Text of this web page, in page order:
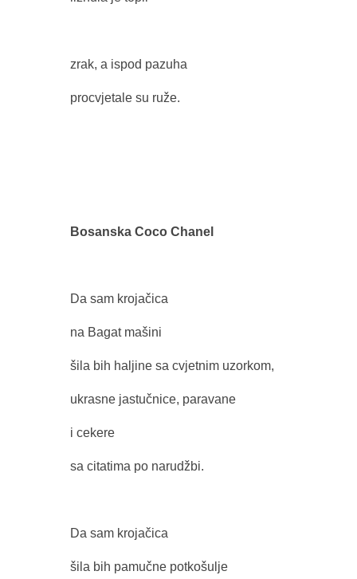
zrak, a ispod pazuha
procvjetale su ruže.
Bosanska Coco Chanel
Da sam krojačica
na Bagat mašini
šila bih haljine sa cvjetnim uzorkom,
ukrasne jastučnice, paravane
i cekere
sa citatima po narudžbi.
Da sam krojačica
šila bih pamučne potkošulje